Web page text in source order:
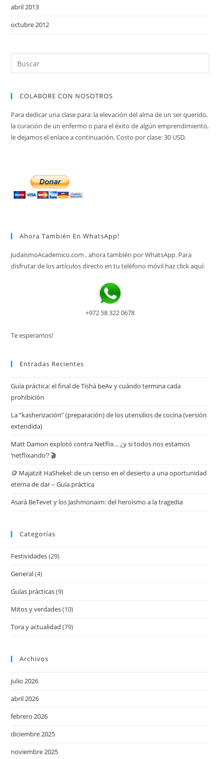
abril 2013
octubre 2012
COLABORE CON NOSOTROS
Para dedicar una clase para: la elevación del alma de un ser querido,
la curación de un enfermo o para el éxito de algún emprendimiento,
le dejamos el enlace a continuación. Costo por clase: 30 USD.
Ahora También En WhatsApp!
JudaismoAcademico.com , ahora también por WhatsApp. Para
disfrutar de los artículos directo en tu teléfono móvil haz click aquí:
+972 58 322 0678
Te esperamos!
Entradas Recientes
Guía práctica: el final de Tishá beAv y cuándo termina cada
prohibición
La “kasherización” (preparación) de los utensilios de cocina (versión
extendida)
Matt Damon explotó contra Netflix… ¿y si todos nos estamos
‘netflixando’? 🎬
🪙 Majatzit HaShekel: de un censo en el desierto a una oportunidad
eterna de dar – Guía práctica
Asará BeTevet y los Jashmonaim: del heroísmo a la tragedia
Categorías
Festividades(29)
General(4)
Guías prácticas(9)
Mitos y verdades(10)
Tora y actualidad (79)
Archivos
julio 2026
abril 2026
febrero 2026
diciembre 2025
noviembre 2025